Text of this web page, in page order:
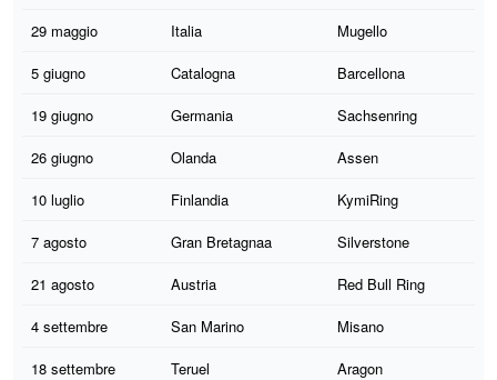
29 maggio
Italia
Mugello
5 giugno
Catalogna
Barcellona
19 giugno
Germania
Sachsenring
26 giugno
Olanda
Assen
10 luglio
Finlandia
KymiRing
7 agosto
Gran Bretagnaa
Silverstone
21 agosto
Austria
Red Bull Ring
4 settembre
San Marino
Misano
18 settembre
Teruel
Aragon